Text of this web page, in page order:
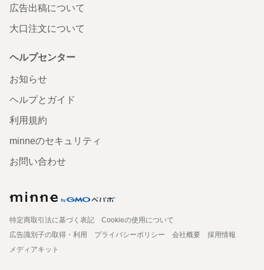
広告出稿について
大口注文について
ヘルプセンター
お知らせ
ヘルプとガイド
利用規約
minneのセキュリティ
お問い合わせ
特定商取引法に基づく表記
Cookieの使用について
広告識別子の取得・利用
プライバシーポリシー 会社概要
採用情報
メディアキット